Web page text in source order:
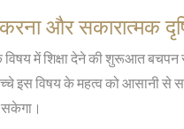
और सकारात्मक
विषय में शिक्षा देने की शुरूआत
इस विषय के महत्व को आसानी
सकेगा।